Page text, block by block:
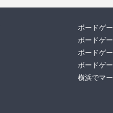
ボードゲ
ボードゲ
ボードゲ
ボードゲ
横浜でマ